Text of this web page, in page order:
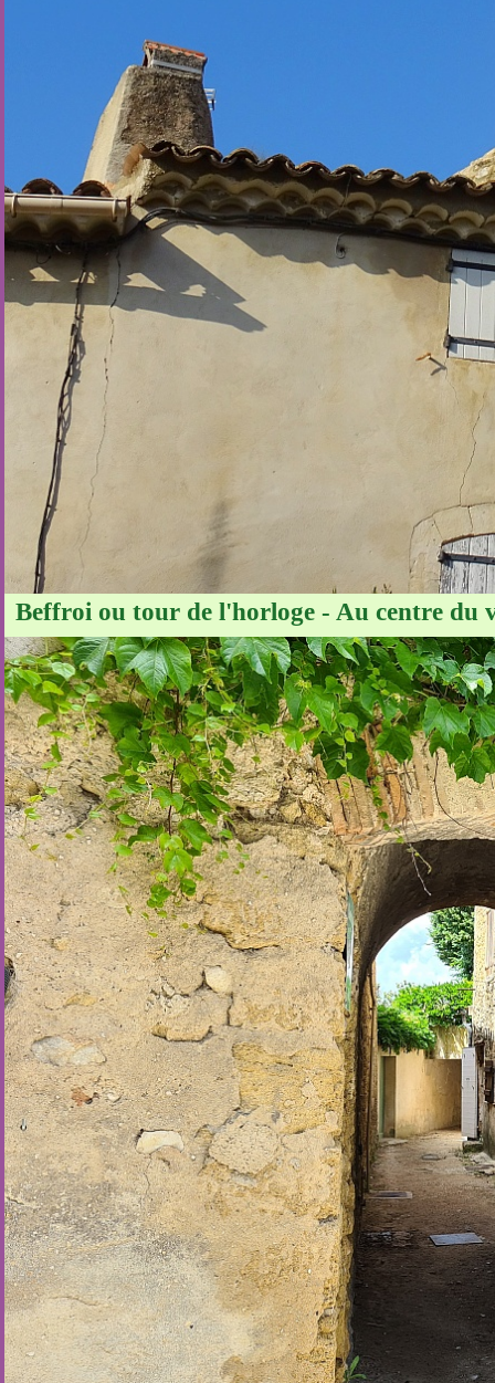
Beffroi ou tour de l'horloge - Au centre du